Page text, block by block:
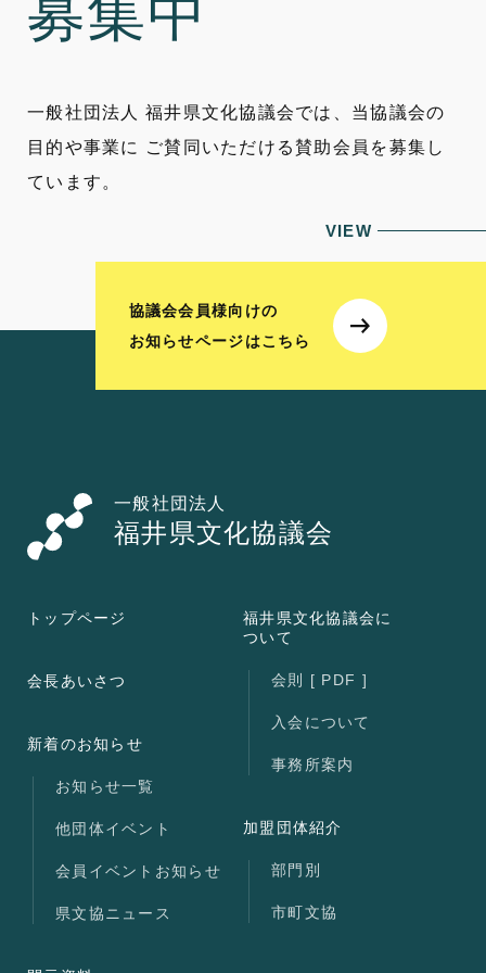
募集中
一般社団法人 福井県文化協議会では、当協議会の
目的や事業に ご賛同いただける賛助会員を募集し
ています。
VIEW
協議会会員様向けの
お知らせページはこちら
一般社団法人
福井県文化協議会
トップページ
会長あいさつ
新着のお知らせ
お知らせ一覧
他団体イベント
会員イベントお知らせ
県文協ニュース
福井県文化協議会に
ついて
会則 [ PDF ]
入会について
事務所案内
加盟団体紹介
部門別
市町文協